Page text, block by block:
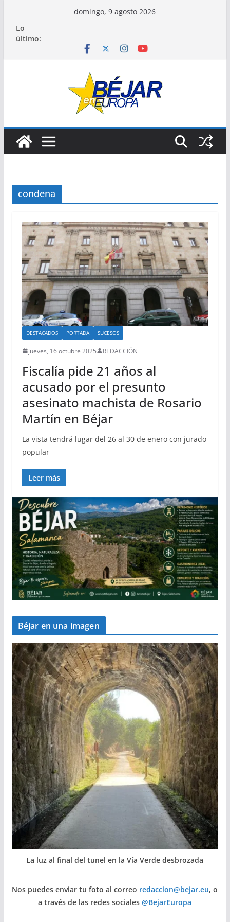
contenido
domingo, 9 agosto 2026
Lo
último:
condena
DESTACADOS PORTADA SUCESOS
jueves, 16 octubre 2025 REDACCIÓN
Fiscalía pide 21 años al
acusado por el presunto
asesinato machista de Rosario
Martín en Béjar
La vista tendrá lugar del 26 al 30 de enero con jurado
popular
Leer más
Béjar en una imagen
La luz al final del tunel en la Vía Verde desbrozada
Nos puedes enviar tu foto al correo redaccion@bejar.eu, o
a través de las redes sociales@BejarEuropa